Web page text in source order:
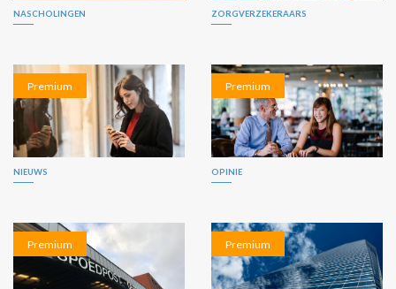
NASCHOLINGEN ZORGVERZEKERAARS
Premium
NIEUWS
Premium
OPINIE
Premium Premium